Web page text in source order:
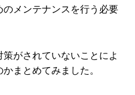
メンテナンスを行う必要
がされていないことによ
まとめてみました。